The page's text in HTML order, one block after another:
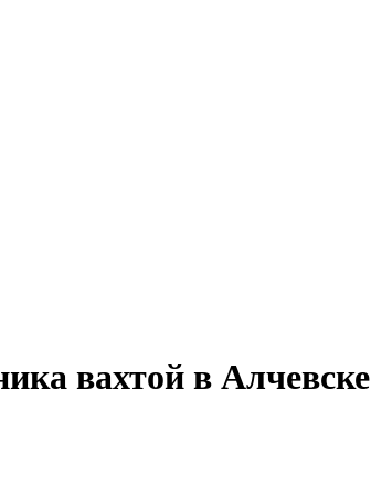
вахтой в Алчевске